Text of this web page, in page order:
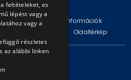
2026 BKV Zrt.
Technikai információk
Oldaltérkép
Pf. 11.
feltételeket, es
lépést vagy a
vagy a
részletes
az alábbi linken